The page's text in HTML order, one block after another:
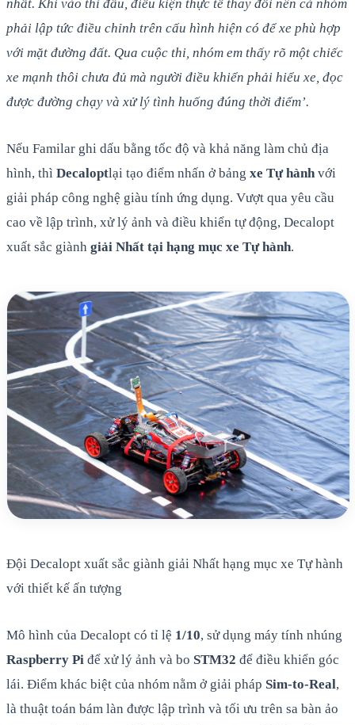
nhất. Khi vào thi đấu, điều kiện thực tế thay đổi nên cả nhóm
phải lập tức điều chỉnh trên cấu hình hiện có để xe phù hợp
với mặt đường đất. Qua cuộc thi, nhóm em thấy rõ một chiếc
xe mạnh thôi chưa đủ mà người điều khiển phải hiểu xe, đọc
được đường chạy và xử lý tình huống đúng thời điểm’.
Nếu Familar ghi dấu bằng tốc độ và khả năng làm chủ địa
hình, thì Decaloptlại tạo điểm nhấn ở bảng xe Tự hànhvới
giải pháp công nghệ giàu tính ứng dụng. Vượt qua yêu cầu
cao về lập trình, xử lý ảnh và điều khiển tự động, Decalopt
xuất sắc giành giải Nhất tại hạng mục xe Tự hành.
Đội Decalopt xuất sắc giành giải Nhất hạng mục xe Tự hành
với thiết kế ấn tượng
Mô hình của Decalopt có tỉ lệ 1/10, sử dụng máy tính nhúng
Raspberry Pi để xử lý ảnh và bo STM32 để điều khiển góc
lái. Điểm khác biệt của nhóm nằm ở giải pháp Sim-to-Real,
là thuật toán bám làn được lập trình và tối ưu trên sa bàn ảo